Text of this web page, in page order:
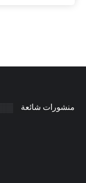
منشورات شائعة